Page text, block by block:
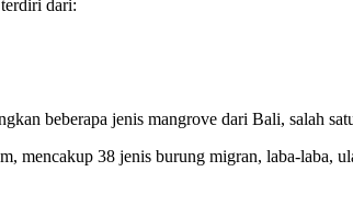
dari:
beberapa jenis mangrove dari Bali, salah
mencakup 38 jenis burung migran, laba-